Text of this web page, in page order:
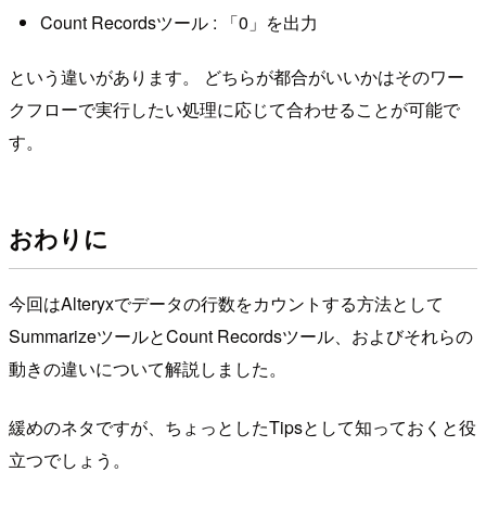
Count Recordsツール : 「0」を出力
という違いがあります。 どちらが都合がいいかはそのワー
クフローで実行したい処理に応じて合わせることが可能で
す。
おわりに
今回はAlteryxでデータの行数をカウントする方法として
SummarizeツールとCount Recordsツール、およびそれらの
動きの違いについて解説しました。
緩めのネタですが、ちょっとしたTipsとして知っておくと役
立つでしょう。